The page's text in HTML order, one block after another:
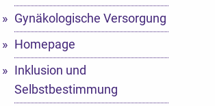
Gynäkologische Versorgung
Homepage
Inklusion und
Selbstbestimmung